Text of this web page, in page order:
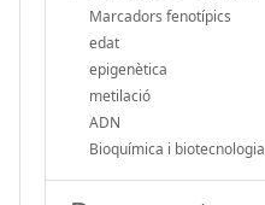
Marcadors fenotípics
edat
epigenètica
metilació
ADN
Bioquímica i biotecnologia